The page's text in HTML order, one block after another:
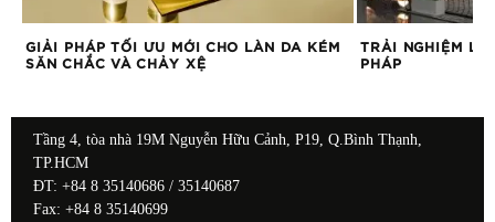
GIẢI PHÁP TỐI ƯU MỚI CHO LÀN DA KÉM
SĂN CHẮC VÀ CHẢY XỆ
TRẢI NGHIỆM
PHÁP
Tầng 4, tòa nhà 19M Nguyễn Hữu Cảnh, P19, Q.Bình Thạnh,
TP.HCM
ĐT: +84 8 35140686 / 35140687
Fax: +84 8 35140699